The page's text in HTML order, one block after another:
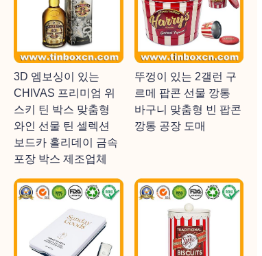
3D 엠보싱이 있는
CHIVAS 프리미엄 위
스키 틴 박스 맞춤형
와인 선물 틴 셀렉션
보드카 홀리데이 금속
포장 박스 제조업체
뚜껑이 있는 2갤런 구
르메 팝콘 선물 깡통
바구니 맞춤형 빈 팝콘
깡통 공장 도매